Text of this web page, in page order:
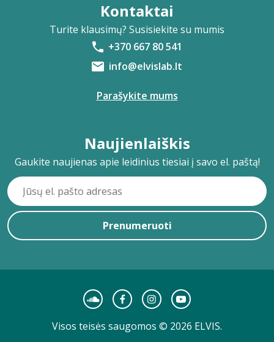
Kontaktai
Turite klausimų? Susisiekite su mumis
+370 667 80 541
info@elvislab.lt
Parašykite mums
Naujienlaiškis
Gaukite naujienas apie leidinius tiesiai į savo el. paštą!
Prenumeruoti
Visos teisės saugomos © 2026 ELVIS.